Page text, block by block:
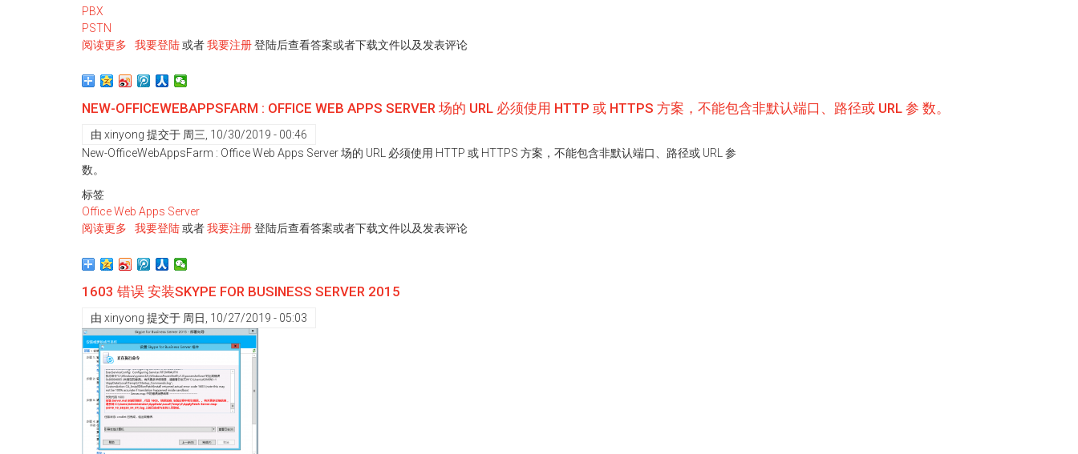
PBX
PSTN
阅读更多 关
增
IP-
PBX
我要登陆或者我要注册登陆后查看答案或者下载文件以及发表评论
NEW-OFFICEWEBAPPSFARM : OFFICE WEB APPS SERVER 场的 URL 必须使用 HTTP 或 HTTPS 方案，不能包含非默认端口、路径或 URL 参 数。
由 xinyong 提交于 周三, 10/30/2019 - 00:46
New-OfficeWebAppsFarm : Office Web Apps Server 场的 URL 必须使用 HTTP 或 HTTPS 方案，不能包含非默认端口、路径或 URL 参
数。
标签
Office Web Apps Server
阅读更多 关
New-
:
Office
Web
Apps
Server
场
的
URL
必
须
我要登陆或者我要注册登陆后查看答案或者下载文件以及发表评论
1603 错误 安装SKYPE FOR BUSINESS SERVER 2015
由 xinyong 提交于 周日, 10/27/2019 - 05:03